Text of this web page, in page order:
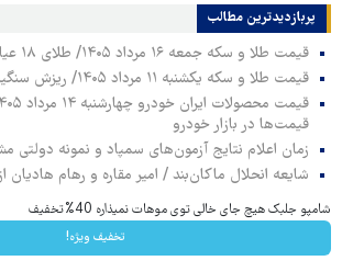
پربازدیدترین‌ مطالب
قیمت طلا و سکه جمعه ۱۶ مرداد ۱۴۰۵/ طلای ۱۸ عیار امروز چند؟
قیمت طلا و سکه یکشنبه ۱۱ مرداد ۱۴۰۵/ ریزش سنگین سکه امامی
قیمت‌ها در بازار خودرو
زمان اعلام نتایج آزمون‌های سمپاد و نمونه
شایعه انحلال ماکان‌بند / امیر مقاره و رهام
شامپو جلبک هیچ جای خالی توی موهات نمیذاره 40%تخفیف
تخفیف ویژه!